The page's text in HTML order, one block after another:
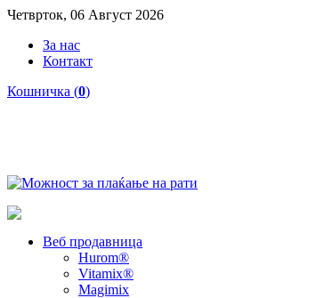
Четврток, 06 Август 2026
За нас
Контакт
Кошничка (0)
Веб продавница
Hurom®
Vitamix®
Magimix